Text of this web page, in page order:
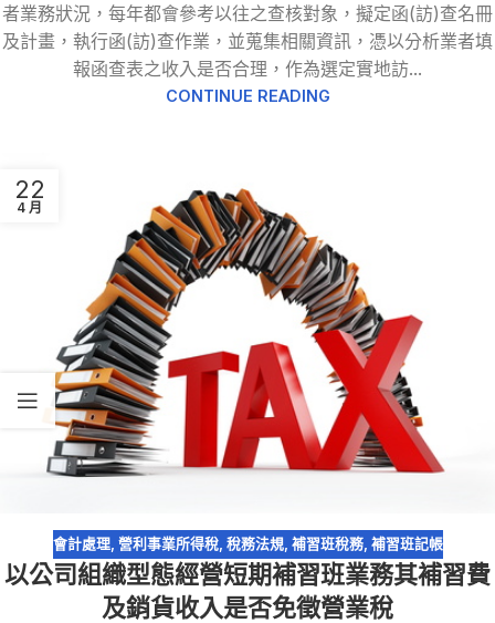
者業務狀況，每年都會參考以往之查核對象，擬定函(訪)查名冊
及計畫，執行函(訪)查作業，並蒐集相關資訊，憑以分析業者填
報函查表之收入是否合理，作為選定實地訪...
CONTINUE READING
22
4 月
會計處理, 營利事業所得稅, 稅務法規, 補習班稅務, 補習班記帳
以公司組織型態經營短期補習班業務其補習費
及銷貨收入是否免徵營業稅